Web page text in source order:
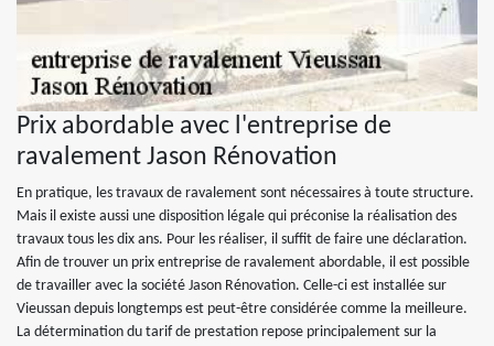
Prix abordable avec l'entreprise de
ravalement Jason Rénovation
En pratique, les travaux de ravalement sont nécessaires à toute structure.
Mais il existe aussi une disposition légale qui préconise la réalisation des
travaux tous les dix ans. Pour les réaliser, il suffit de faire une déclaration.
Afin de trouver un prix entreprise de ravalement abordable, il est possible
de travailler avec la société Jason Rénovation. Celle-ci est installée sur
Vieussan depuis longtemps est peut-être considérée comme la meilleure.
La détermination du tarif de prestation repose principalement sur la